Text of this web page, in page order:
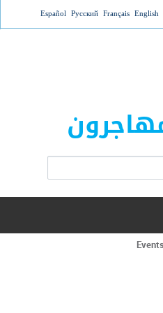
Jump to
English
Français
Русский
Español